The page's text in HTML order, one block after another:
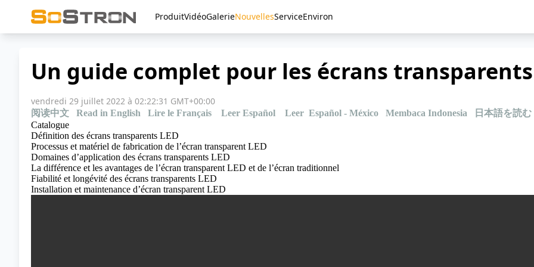
ProduitVidéoGalerieNouvellesServiceEnviron
Un guide complet pour les écrans transparents
vendredi 29 juillet 2022 à 02:22:31 GMT+00:00
阅读中文 Read in English Lire le Français Leer Español Leer Español - México Membaca Indonesia 日本語を読む
Catalogue
Définition des écrans transparents LED
Processus et matériel de fabrication de l’écran transparent LED
Domaines d’application des écrans transparents LED
La différence et les avantages de l’écran transparent LED et de l’écran traditionnel
Fiabilité et longévité des écrans transparents LED
Installation et maintenance d’écran transparent LED